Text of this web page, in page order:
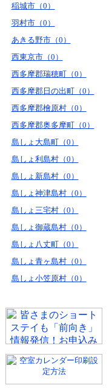
稲城市（0）
羽村市（0）
あきる野市（0）
西東京市（0）
西多摩郡瑞穂町（0）
西多摩郡日の出町（0）
西多摩郡檜原村（0）
西多摩郡奥多摩町（0）
島しょ大島町（0）
島しょ利島村（0）
島しょ新島村（0）
島しょ神津島村（0）
島しょ三宅村（0）
島しょ御蔵島村（0）
島しょ八丈町（0）
島しょ青ヶ島村（0）
島しょ小笠原村（0）